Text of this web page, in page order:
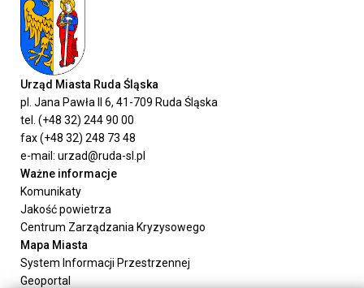
Urząd Miasta Ruda Śląska
pl. Jana Pawła II 6, 41-709 Ruda Śląska
tel. (+48 32) 244 90 00
fax (+48 32) 248 73 48
e-mail: urzad@ruda-sl.pl
Ważne informacje
Komunikaty
Jakość powietrza
Centrum Zarządzania Kryzysowego
Mapa Miasta
System Informacji Przestrzennej
Geoportal